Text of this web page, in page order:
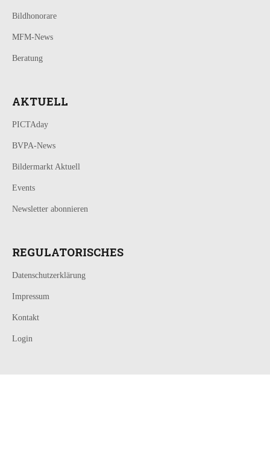
Bildhonorare
MFM-News
Beratung
AKTUELL
PICTAday
BVPA-News
Bildermarkt Aktuell
Events
Newsletter abonnieren
REGULATORISCHES
Datenschutzerklärung
Impressum
Kontakt
Login